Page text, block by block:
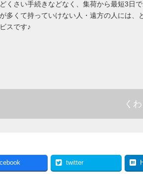
くさい手続きなどなく、集荷から最短3日で
多くて持っていけない人・遠方の人には、
スです♪
く
twitter